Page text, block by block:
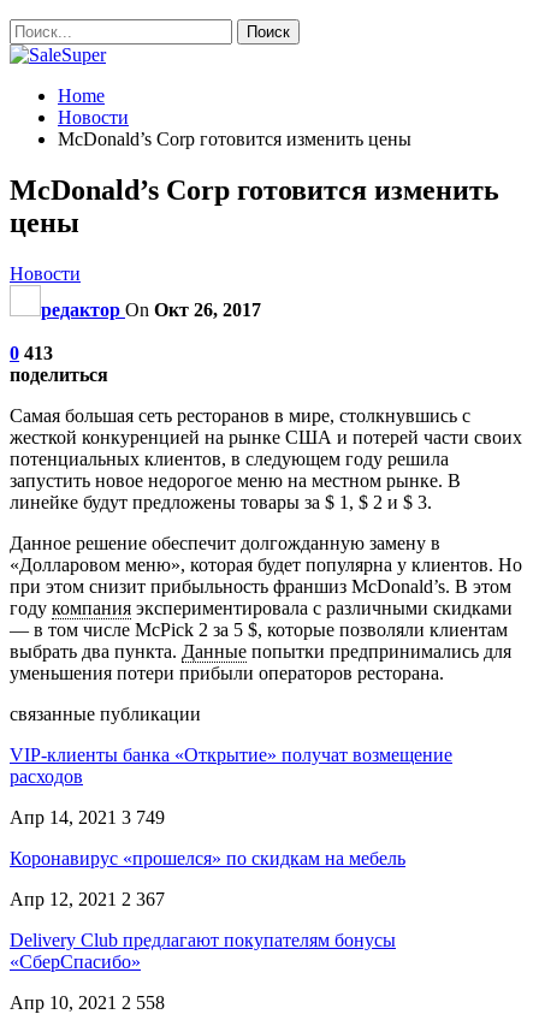
Home
Новости
McDonald’s Corp готовится изменить цены
McDonald’s Corp готовится изменить
цены
Новости
редактор On Окт 26, 2017
0 413
поделиться
Самая большая сеть ресторанов в мире, столкнувшись с
жесткой конкуренцией на рынке США и потерей части своих
потенциальных клиентов, в следующем году решила
запустить новое недорогое меню на местном рынке. В
линейке будут предложены товары за $ 1, $ 2 и $ 3.
Данное решение обеспечит долгожданную замену в
«Долларовом меню», которая будет популярна у клиентов. Но
при этом снизит прибыльность франшиз McDonald’s. В этом
году компания экспериментировала с различными скидками
— в том числе McPick 2 за 5 $, которые позволяли клиентам
выбрать два пункта. Данные попытки предпринимались для
уменьшения потери прибыли операторов ресторана.
связанные публикации
VIP-клиенты банка «Открытие» получат возмещение
расходов
Апр 14, 2021 3 749
Коронавирус «прошелся» по скидкам на мебель
Апр 12, 2021 2 367
Delivery Club предлагают покупателям бонусы
«СберСпасибо»
Апр 10, 2021 2 558